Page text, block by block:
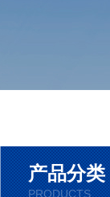
产品分类
PRODUCTS